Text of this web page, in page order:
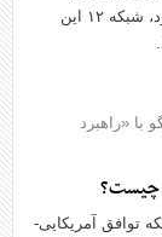
اشغال منطقه حائل مرزی بین غزه و مصر خبر داده بود، شبکه ۱۲ این
«راهبرد
چیست؟
توافق آمریکایی-